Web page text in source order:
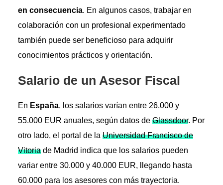
en consecuencia. En algunos casos, trabajar en
colaboración con un profesional experimentado
también puede ser beneficioso para adquirir
conocimientos prácticos y orientación.
Salario de un Asesor Fiscal
En España, los salarios varían entre 26.000 y
55.000 EUR anuales, según datos de Glassdoor. Por
otro lado, el portal de la Universidad Francisco de
Vitoriade Madrid indica que los salarios pueden
variar entre 30.000 y 40.000 EUR, llegando hasta
60.000 para los asesores con más trayectoria.